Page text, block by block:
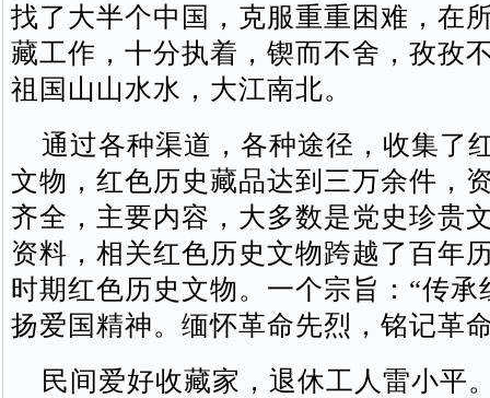
找了大半个中国，克服重重困难，在
藏工作，十分执着，锲而不舍，孜孜
祖国山山水水，大江南北。
通过各种渠道，各种途径，收集了
文物，红色历史藏品达到三万余件，
齐全，主要内容，大多数是党史珍贵
资料，相关红色历史文物跨越了百年
时期红色历史文物。一个宗旨：“传承
扬爱国精神。缅怀革命先烈，铭记革
民间爱好收藏家，退休工人雷小平